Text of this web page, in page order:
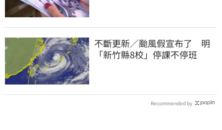
不斷更新／颱風假宣布了 明
「新竹縣8校」停課不停班
Recommended by